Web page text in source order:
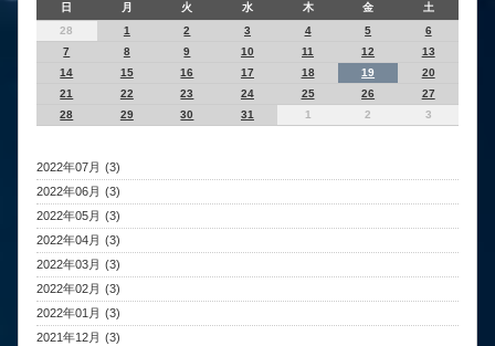
日 月 火 水 木 金
土
28
1 2 3 4 5
6
7
8 9 10 11 12
13
14
15 16 17 18 19
20
21
22 23 24 25 26
27
28
29 30 31 1 2 3
2022年07月 (3)
2022年06月 (3)
2022年05月 (3)
2022年04月 (3)
2022年03月 (3)
2022年02月 (3)
2022年01月 (3)
2021年12月 (3)